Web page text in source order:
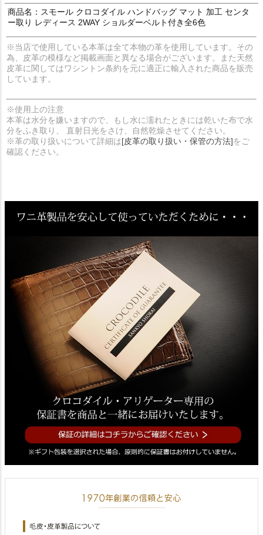
商品名：スモール クロコダイル ハンドバッグ マット 加工 センタ
ー取り レディース 2WAY ショルダーベルト付き全6色
※当店で使用している本革は全て本物の革を使用しています。その
為、皮革の模様など掲載画面と異なる場合がございます。また天然
皮革に関してはワシントン条約を元に適正に輸入された商品を販売
しています。
※使用上の注意
本革は水分を嫌いますので、もし水に濡れたときには乾いた布で水
分をふき取り、 直射日光をさけ、自然乾燥させてください。
※革の取り扱いについて詳細は[皮革の取り扱い・保管の方法]をご
確認ください。